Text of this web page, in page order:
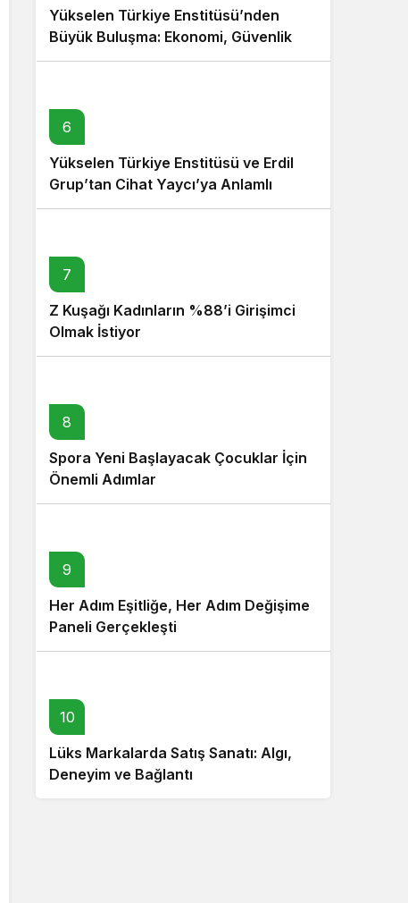
Yükselen Türkiye Enstitüsü’nden
Büyük Buluşma: Ekonomi, Güvenlik
Politikaları ve Hukuk Konferansı
6
Yükselen Türkiye Enstitüsü ve Erdil
Grup’tan Cihat Yaycı’ya Anlamlı
Ziyaret
7
Z Kuşağı Kadınların %88’i Girişimci
Olmak İstiyor
8
Spora Yeni Başlayacak Çocuklar İçin
Önemli Adımlar
9
Her Adım Eşitliğe, Her Adım Değişime
Paneli Gerçekleşti
10
Lüks Markalarda Satış Sanatı: Algı,
Deneyim ve Bağlantı